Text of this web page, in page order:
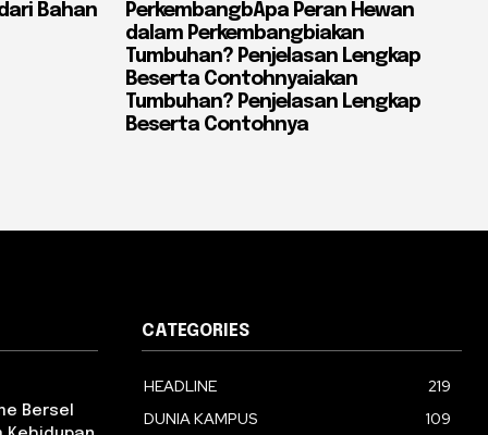
Bahan
PerkembangbApa Peran Hewan
dalam Perkembangbiakan
Tumbuhan? Penjelasan Lengkap
Beserta Contohnyaiakan
Tumbuhan? Penjelasan Lengkap
Beserta Contohnya
Bersel
CATEGORIES
HEADLINE
219
DUNIA KAMPUS
109